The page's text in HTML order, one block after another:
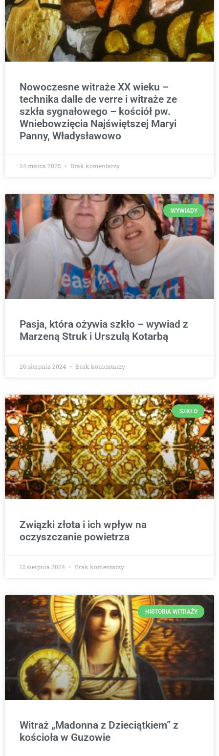
Nowoczesne witraże XX wieku –
technika dalle de verre i witraże ze
szkła sygnałowego – kościół pw.
Wniebowzięcia Najświętszej Maryi
Panny, Władysławowo
24 marca 2025 Brak komentarzy
WYWIADY
Pasja, która ożywia szkło – wywiad z
Marzeną Struk i Urszulą Kotarbą
26 sierpnia 2024 Brak komentarzy
SZKŁO
Związki złota i ich wpływ na
oczyszczanie powietrza
12 sierpnia 2024 Brak komentarzy
HISTORIA WITRAŻY
Witraż „Madonna z Dzieciątkiem” z
kościoła w Guzowie